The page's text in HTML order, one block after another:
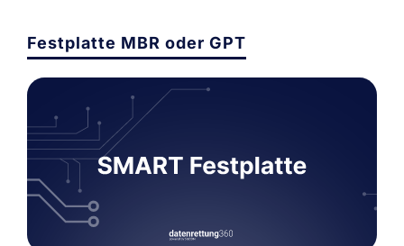
Festplatte MBR oder GPT